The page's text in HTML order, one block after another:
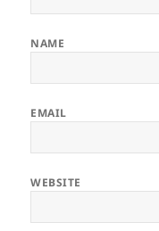
NAME
EMAIL
WEBSITE